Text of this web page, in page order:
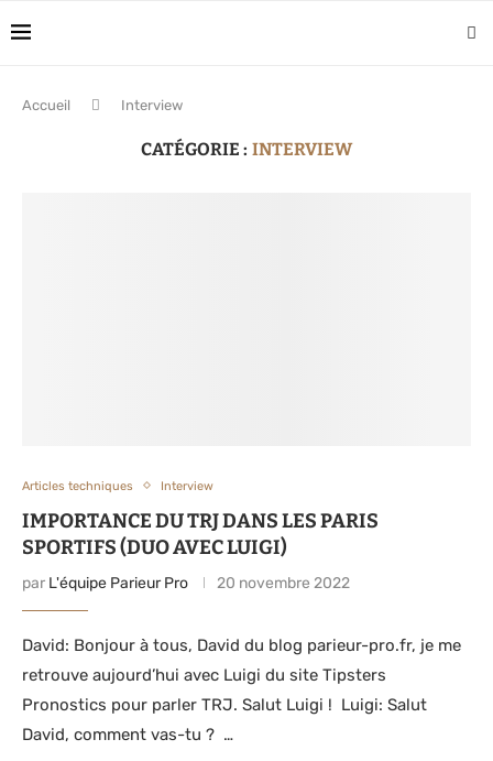
Accueil Interview
CATÉGORIE : INTERVIEW
Articles techniques Interview
IMPORTANCE DU TRJ DANS LES PARIS
SPORTIFS (DUO AVEC LUIGI)
par L'équipe Parieur Pro 20 novembre 2022
David: Bonjour à tous, David du blog parieur-pro.fr, je me
retrouve aujourd’hui avec Luigi du site Tipsters
Pronostics pour parler TRJ. Salut Luigi ! Luigi: Salut
David, comment vas-tu ? …